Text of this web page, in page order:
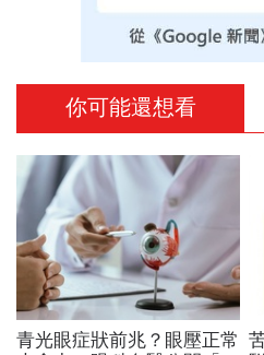
你可能還想看
青光眼症狀前兆？眼壓正常